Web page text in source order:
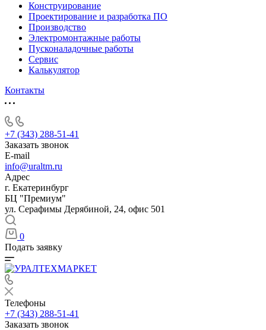
Конструирование
Проектирование и разработка ПО
Производство
Электромонтажные работы
Пусконаладочные работы
Сервис
Калькулятор
Контакты
+7 (343) 288-51-41
Заказать звонок
E-mail
info@uraltm.ru
Адрес
г. Екатеринбург
БЦ "Премиум"
ул. Серафимы Дерябиной, 24, офис 501
0
Подать заявку
Телефоны
+7 (343) 288-51-41
Заказать звонок